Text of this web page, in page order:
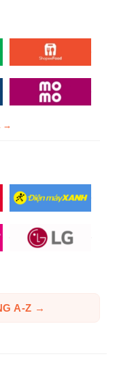
→
A-Z →